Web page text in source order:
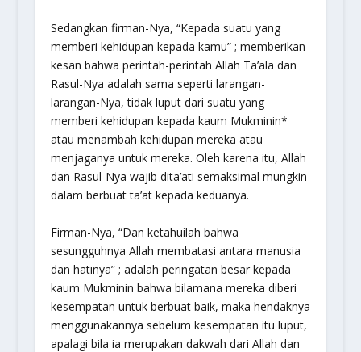
Sedangkan firman-Nya, “Kepada suatu yang
memberi kehidupan kepada kamu” ; memberikan
kesan bahwa perintah-perintah Allah Ta’ala dan
Rasul-Nya adalah sama seperti larangan-
larangan-Nya, tidak luput dari suatu yang
memberi kehidupan kepada kaum Mukminin*
atau menambah kehidupan mereka atau
menjaganya untuk mereka. Oleh karena itu, Allah
dan Rasul-Nya wajib dita’ati semaksimal mungkin
dalam berbuat ta’at kepada keduanya.
Firman-Nya, “Dan ketahuilah bahwa
sesungguhnya Allah membatasi antara manusia
dan hatinya” ; adalah peringatan besar kepada
kaum Mukminin bahwa bilamana mereka diberi
kesempatan untuk berbuat baik, maka hendaknya
menggunakannya sebelum kesempatan itu luput,
apalagi bila ia merupakan dakwah dari Allah dan